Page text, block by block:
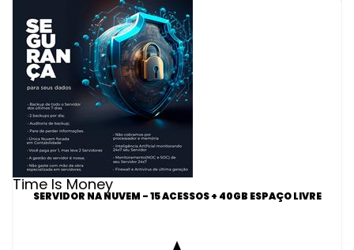
Time Is Money
SERVIDOR NA NUVEM - 15 ACESSOS + 40GB ESPAÇO LIVRE